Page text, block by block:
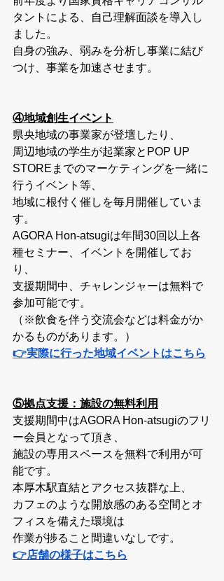
タントによる、自己理解面談を導入し
ました。
自身の強み、弱みを分析し事業に結び
つけ、事業を加速させます。
④地域創生イベント
県央地域の事業家が登壇したり、
周辺地域の学生が起業家とPOP UP
STOREまでのマーケティングを一緒に
行うイベント等、
地域に根付く催しを毎月開催していま
す。
AGORA Hon-atsugiは年間30回以上各
種セミナー、イベントを開催してお
り、
支援期間中、チャレンジャーは無料で
参加可能です。
（※飲食を伴う交流会などは料金がか
かるものがあります。）
👉実際に行った地域イベントはこちら
⑤拠点支援：施設の無料利用
支援期間中はAGORA Hon-atsugiのフリ
ー会員となって頂き、
施設の専用スペースを無料で利用が可
能です。
本厚木駅直結とアクセス抜群な上、
カフェのような開放感のある空間とオ
フィスを備えた環境は
作業が捗ること間違いなしです。
👉店舗の様子はこちら